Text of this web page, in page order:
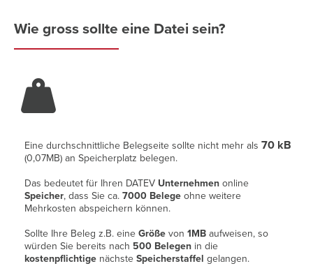
Wie gross sollte eine Datei sein?

Eine durchschnittliche Belegseite sollte nicht mehr als 70 kB
(0,07MB) an Speicherplatz belegen.
Das bedeutet für Ihren DATEV Unternehmen online
Speicher, dass Sie ca. 7000 Belege ohne weitere
Mehrkosten abspeichern können.
Sollte Ihre Beleg z.B. eine Größe von 1MB aufweisen, so
würden Sie bereits nach 500 Belegen in die
kostenpflichtige nächste Speicherstaffel gelangen.